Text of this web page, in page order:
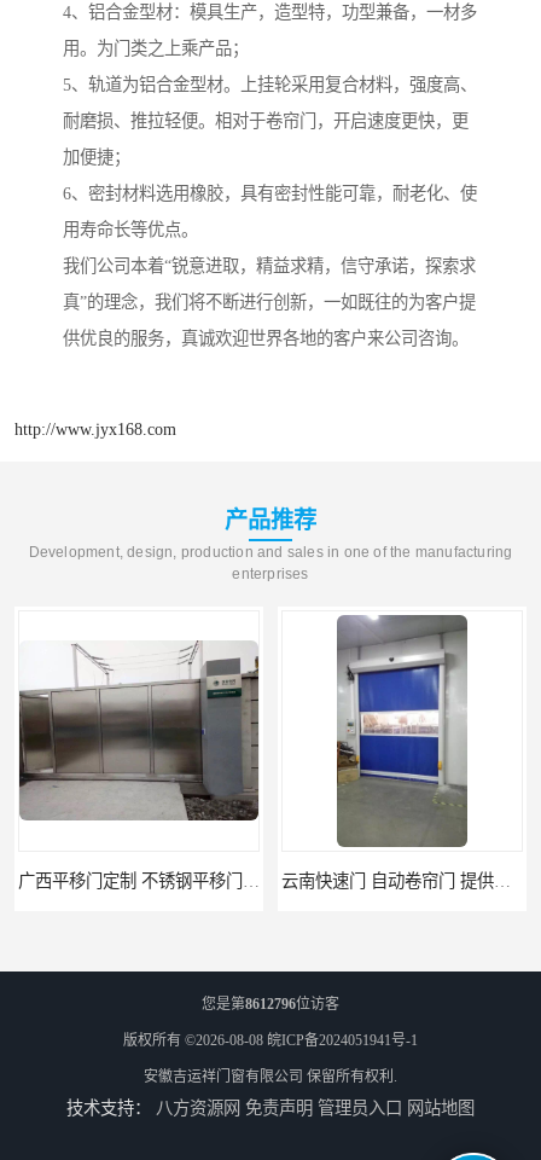
4、铝合金型材：模具生产，造型特，功型兼备，一材多
用。为门类之上乘产品；
5、轨道为铝合金型材。上挂轮采用复合材料，强度高、
耐磨损、推拉轻便。相对于卷帘门，开启速度更快，更
加便捷；
6、密封材料选用橡胶，具有密封性能可靠，耐老化、使
用寿命长等优点。
我们公司本着“锐意进取，精益求精，信守承诺，探索求
真”的理念，我们将不断进行创新，一如既往的为客户提
供优良的服务，真诚欢迎世界各地的客户来公司咨询。
http://www.jyx168.com
产品推荐
Development, design, production and sales in one of the manufacturing
enterprises
广西平移门定制 不锈钢平移门 别墅平移门 云南快速门 自动卷帘门 提供免费样品
您是第8612796位访客
版权所有 ©2026-08-08 皖ICP备2024051941号-1
安徽吉运祥门窗有限公司 保留所有权利.
技术支持： 八方资源网 免责声明 管理员入口 网站地图